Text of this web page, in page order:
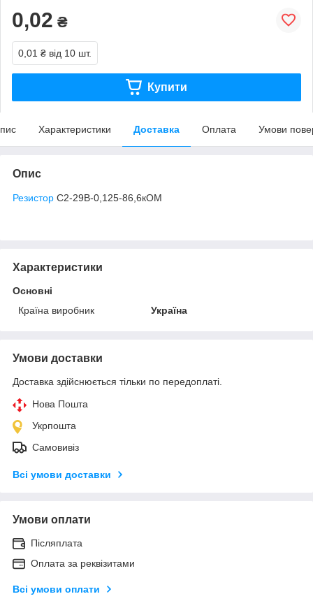
0,02 ₴
0,01 ₴ від 10 шт.
Купити
Характеристики Доставка Оплата Умови
Опис
Резистор С2-29В-0,125-86,6кОМ
Характеристики
Основні
Країна виробник
Україна
Умови доставки
Доставка здійснюється тільки по передоплаті.
Нова Пошта
Укрпошта
Самовивіз
Всі умови доставки
Умови оплати
Післяплата
Оплата за реквізитами
Всі умови оплати